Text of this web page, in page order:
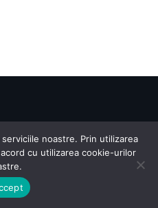
Telefoane Contact
noastre. Prin utilizarea
cu utilizarea cookie-urilor